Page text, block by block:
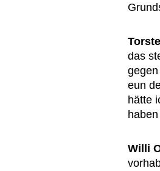
das
eun
hätte
Willi